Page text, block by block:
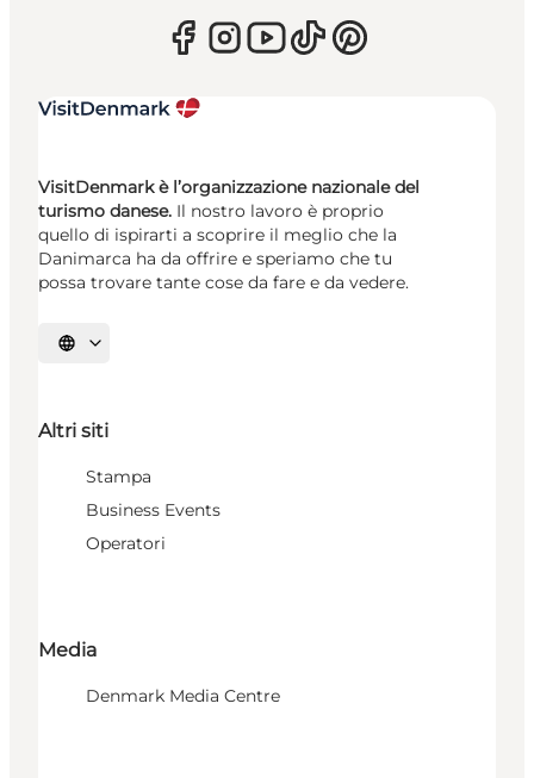
VisitDenmark è l’organizzazione nazionale del
turismo danese. Il nostro lavoro è proprio
quello di ispirarti a scoprire il meglio che la
Danimarca ha da offrire e speriamo che tu
possa trovare tante cose da fare e da vedere.
Seleziona la lingua
Altri siti
Stampa
Business Events
Operatori
Media
Denmark Media Centre